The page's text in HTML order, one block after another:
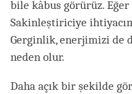
bile kâbus görürüz.
Sakinleştiriciye
Gerginlik, enerjimizi de
neden olur.
Daha açık bir şekilde